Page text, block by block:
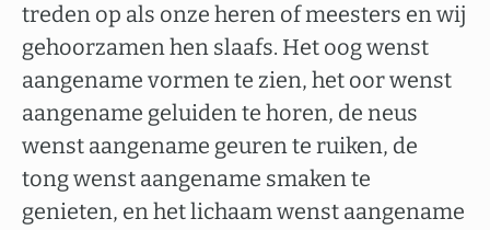
treden op als onze heren of meesters en wij
gehoorzamen hen slaafs. Het oog wenst
aangename vormen te zien, het oor wenst
aangename geluiden te horen, de neus
wenst aangename geuren te ruiken, de
tong wenst aangename smaken te
genieten, en het lichaam wenst aangename